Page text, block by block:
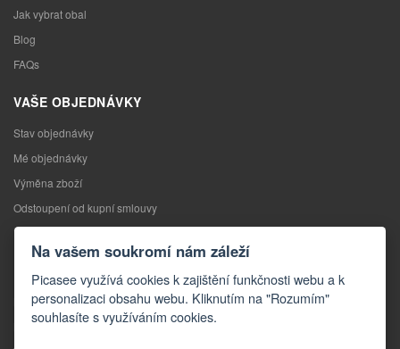
Jak vybrat obal
Blog
FAQs
VAŠE OBJEDNÁVKY
Stav objednávky
Mé objednávky
Výměna zboží
Odstoupení od kupní smlouvy
Reklamace
KONTAKTY
Kontakty
Kontaktní formulář
Na vašem soukromí nám záleží
Picasee využívá cookies k zajištění funkčnosti webu a k
personalizaci obsahu webu. Kliknutím na "Rozumím"
souhlasíte s využíváním cookies.